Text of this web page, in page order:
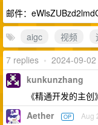
邮件：
aigc
视频
7 replies • 2024-09-
kunkunzhang
《精通开发的主创
Aether OP Aug